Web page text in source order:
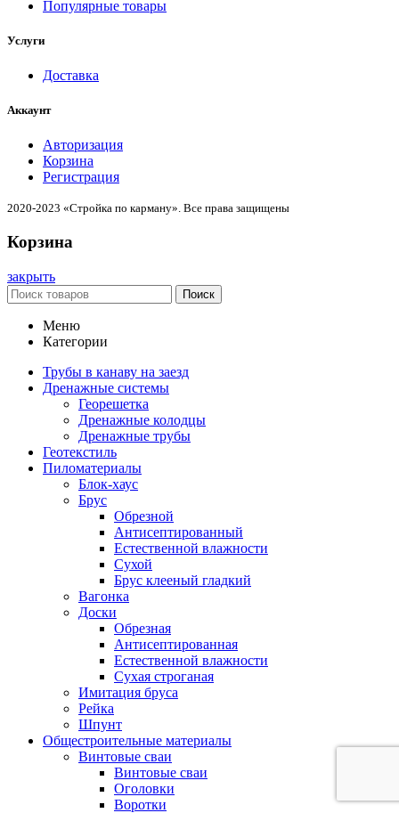
Популярные товары
Услуги
Доставка
Аккаунт
Авторизация
Корзина
Регистрация
2020-2023 «Стройка по карману». Все права защищены
Корзина
закрыть
Поиск
Меню
Категории
Трубы в канаву на заезд
Дренажные системы
Георешетка
Дренажные колодцы
Дренажные трубы
Геотекстиль
Пиломатериалы
Блок-хаус
Брус
Обрезной
Антисептированный
Естественной влажности
Сухой
Брус клееный гладкий
Вагонка
Доски
Обрезная
Антисептированная
Естественной влажности
Сухая строганая
Имитация бруса
Рейка
Шпунт
Общестроительные материалы
Винтовые сваи
Винтовые сваи
Оголовки
Воротки